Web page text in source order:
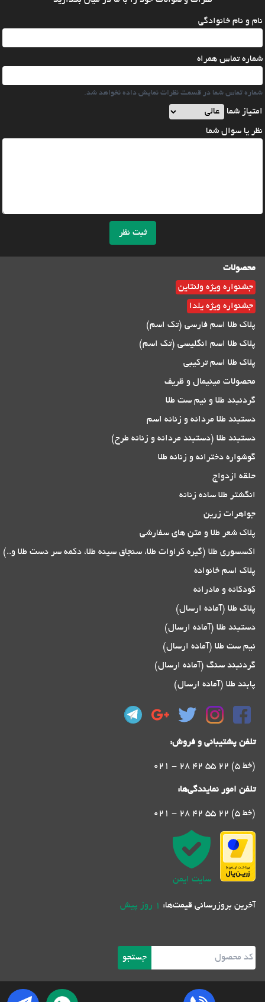
نام و نام خانوادگی
شماره تماس همراه
شماره تماس شما در قسمت نظرات نمایش داده نخواهد شد.
امتیاز شما
نظر یا سوال شما
ثبت نظر
محصولات
جشنواره ویژه ولنتاین
جشنواره ویژه یلدا
پلاک طلا اسم فارسی (تک اسم)
پلاک طلا اسم انگلیسی (تک اسم)
پلاک طلا اسم ترکیبی
محصولات مینیمال و ظریف
گردنبند طلا و نیم ست طلا
دستبند طلا مردانه و زنانه اسم
دستبند طلا (دستبند مردانه و زنانه طرح)
گوشواره دخترانه و زنانه طلا
حلقه ازدواج
انگشتر طلا ساده زنانه
جواهرات زرین
پلاک شعر طلا و متن های سفارشی
اکسسوری طلا (گیره کراوات طلا، سنجاق سینه طلا، دکمه سر دست طلا و..)
پلاک اسم خانواده
کودکانه و مادرانه
پلاک طلا (آماده ارسال)
دستبند طلا (آماده ارسال)
نیم ست طلا (آماده ارسال)
گردنبند سنگ (آماده ارسال)
پابند طلا (آماده ارسال)
تلفن پشتیبانی و فروش:
021 - 28 42 55 22 (5 خط)
تلفن امور نمایندگی‌ها:
021 - 28 42 55 22 (5 خط)
سایت ایمن
آخرین بروزرسانی قیمت‌ها: 1 روز پیش
جستجو